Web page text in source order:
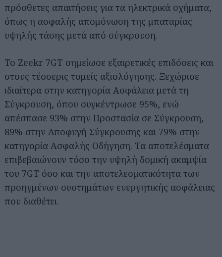
πρόσθετες απαιτήσεις για τα ηλεκτρικά οχήματα,
όπως η ασφαλής απομόνωση της μπαταρίας
υψηλής τάσης μετά από σύγκρουση.
Το Zeekr 7GT σημείωσε εξαιρετικές επιδόσεις και
στους τέσσερις τομείς αξιολόγησης. Ξεχώρισε
ιδιαίτερα στην κατηγορία Ασφάλεια μετά τη
Σύγκρουση, όπου συγκέντρωσε 95%, ενώ
απέσπασε 93% στην Προστασία σε Σύγκρουση,
89% στην Αποφυγή Σύγκρουσης και 79% στην
κατηγορία Ασφαλής Οδήγηση. Τα αποτελέσματα
επιβεβαιώνουν τόσο την υψηλή δομική ακαμψία
του 7GT όσο και την αποτελεσματικότητα των
προηγμένων συστημάτων ενεργητικής ασφάλειας
που διαθέτει.